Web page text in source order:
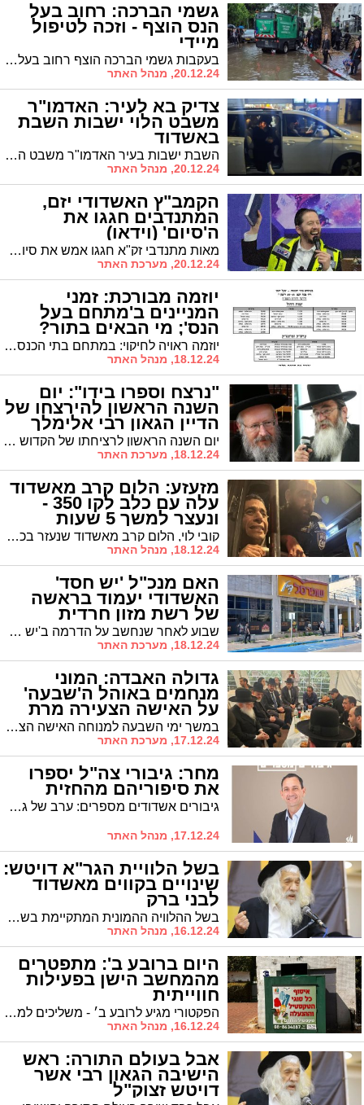
גשמי הברכה: רחוב בעל
הנס הוצף - וזכה לטיפול
מיידי
בעקבות גשמי הברכה הוצף רחוב בעל הנס והמים עלו ברחוב. יו"ר המינהלת הרב ליבוביץ שינע צוות עירוני למקום והרחוב נוקז תוך דקות. צפו
20.12.24, מנהל האתר
צדיק בא לעיר: האדמו"ר
משבט הלוי ישבות השבת
באשדוד
השבת ישבות בעיר האדמו"ר משבט הלוי שליט"א. היכן יתקיימו התפילות?
20.12.24, מנהל האתר
הקמב"ץ האשדודי יזם,
המתנדבים חגגו את
ה'סיום' (וידאו)
מאות מתנדבי זק"א חגגו אמש את סיום מסכת בבא בתרא במעמד מרגש במרלוג הארגון. היוזמה המיוחדת שיצאה לדרך אחרי טבח שמחת תורה תופסת תאוצה ומאות ממתנדבי זק"א הצטרפו ללימוד המסכת הארוכה ביותר בש"ס
20.12.24, מערכת האתר
יוזמה מבורכת: זמני
המניינים ב'מתחם בעל
הנס'; מי הבאים בתור?
יוזמה ראויה לחיקוי: במתחם בתי הכנסת שברח' בעל הנס הפיקו מדריך מרוכז של שעות התפילה בכל בתי הכנסת. נקווה שהיוזמה רק תתרחב
18.12.24, מנהל האתר
"נרצח וספרו בידו": יום
השנה הראשון להירצחו של
הדיין הגאון רבי אלימלך
וסרמן הי"ד יום השנה הראשון לרציחתו של הקדוש הדיין הגאון רבי אלימלך וסרמן הי"ד צוין בירושלים במעמד דיינים, רבנים ובני משפחה. בין המשתתפים דיינים ועובדי בית הדין הרבני באשדוד שם המנוח הדיין זצ"ל כיהן כחלק מהרכב בית הדין. דברי זיכרון העלה הגר"ח קלמנוביץ רב מחלקת הנישואין במועצה הדתית
18.12.24, מערכת האתר
מזעזע: הלום קרב מאשדוד
עלה עם כלב לקו 350 -
ונעצר למשך 5 שעות
קובי לוי, הלום קרב מאשדוד שנעזר בכלב עמו עלה לאוטובוס, עבר חוויה משפילה כשעלה לקו 350. "הנהג דיבר לא יפה, השוטרים צחקו" | וגם: קריאה מיוחדת להורים
18.12.24, מנהל האתר
האם מנכ"ל 'יש חסד'
האשדודי יעמוד בראשה
של רשת מזון חרדית
חדשה? שבוע לאחר שנחשב על הדרמה ב'יש חסד': בעיתון העסקים 'דה מרקר' מדווחים כי מנכ"ל הרשת שהוזמן לשימוע, דני ורדיגר, מנהל מגעים לפתיחת רשת מזון חרדית חדשה שתתחרה עם 'שופרסל'
18.12.24, מערכת האתר
גדולה האבדה: המוני
מנחמים באוהל ה'שבעה'
על האישה הצעירה מרת
קרן כהן ע"ה במשך ימי השבעה למנוחה האישה הצעירה הגב' קרן כהן ע"ה, זרם המנחמים הרבים לא פוסק ורבים מגיעים לאוהל המשפחה בביתם ברובע ט' בעיר, לנחם את בעלה שלומי כהן סמנכ"ל יובלים ומקורבו של עו"ד גבי כנפו ממ"ק ראש העיר ואת המשפחה
17.12.24, מערכת האתר
מחר: גיבורי צה"ל יספרו
את סיפוריהם מהחזית
גיבורים אשדודים מספרים: ערב של גבורה והשראה באשדוד לרגל יום ההוקרה לפצועי מערכות ישראל
17.12.24, מנהל האתר
בשל הלוויית הגר"א דויטש:
שינויים בקווים מאשדוד
לבני ברק
בשל ההלוויה ההמונית המתקיימת בשעה זו שונו מסלולי קווי 350 351 355 356 לבני ברק. הקווים האמורים נוסעים דרך כהנמן רבי עקיבא לשני הכיוונים לא נכנסים לרחוב חזון איש עזרא ונחמיה
16.12.24, מנהל האתר
היום ברובע ב': מתפטרים
מהמחשב הישן בפעילות
חווייתית
הפקטורי מגיע לרובע ב׳ - משליכים למיחזור מחשבים ישנים ופסולת אלקטרונית, ונהנים פעילות חוויתית לכל המשפחה
16.12.24, מנהל האתר
אבל בעולם התורה: ראש
הישיבה הגאון רבי אשר
דויטש זצוק"ל